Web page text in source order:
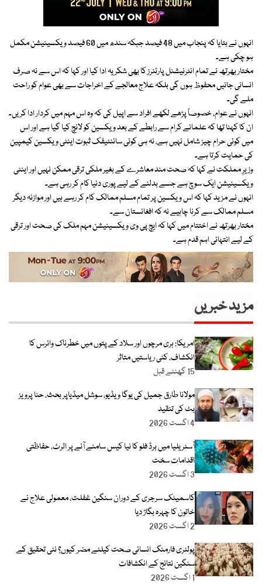
انہوں نے بتایا کہ پنجاب میں 48 فیصد جبکہ سندھ میں 60 فیصد ویکسینیشن مکمل
ہو چکی ہے۔
مختار بھرتھ نے تمام انٹرنیشنل پارٹنرز کا بھی شکریہ ادا کیا اور کہا کہ اس سے نہ صرف
انسانی جانیں محفوظ ہوں گی بلکہ علاج معالجے کے اخراجات سے بھی عوام کو راحت
ملے گی۔
انہوں نے عوام، خصوصاً پڑھے لکھے افراد سے اپیل کی کہ وہ اس مہم میں کردار ادا کریں۔
ان کا کہنا تھا کہ علمائے کرام سے رابطے کے بعد ویکسین کو لانچ کیا گیا ہے اور اس
میں کوئی حرام چیز شامل نہیں ہے، نہ ہی کوئی سائنٹیفک ثبوت اینٹی ویکسین کیمپین
کی حمایت کرتا ہے۔
وزیرِ مملکت نے کہا کہ صحت مند معاشرے کے بغیر ملکی ترقی ممکن نہیں اور اینٹی
ویکسینیشن ایک سوچ ہے جسے بدلنے کے لیے پوری دنیا کام کر رہی ہے۔
انہوں نے مزید کہا کہ اس ویکسین پر تمام مسلم ممالک کام کر رہے ہیں اور موازنہ دیگر
مسلم ممالک سے کرنا چاہیے نہ کہ افغانستان سے۔
مختار بھرتھ نے اختتام میں کہا کہ ایچ پی وی ویکسینیشن مہم ملک کی صحت اور ترقی
کے لیے انتہائی اہم قدم ہے۔
مزید خبریں
امریکا: ہری مرچوں اور سلاد کے پتوں میں خطرناک وائرس کا
انکشاف، کئی ریاستیں متاثر
15 گھنٹے قبل
مولانا طارق جمیل کی یوگا ویڈیو، سوشل میڈیاپر بحث، حنا پرویز
بٹ کی تنقید
4 اگست 2026
آسٹریلیا میں برڈ فلو کا نیا کیس سامنے آنے پر الرٹ، حفاظتی
اقدامات سخت
3 اگست 2026
کاسمیٹک سرجری کے دوران سنگین غفلت، معمولی علاج نے
خاتون کا چہرہ بگاڑ دیا
2 اگست 2026
پولٹری فارمنگ انسانی صحت کیلئے مضر کیوں؟ نئی تحقیق کے
سنگین نتائج کے انکشافات
1 اگست 2026